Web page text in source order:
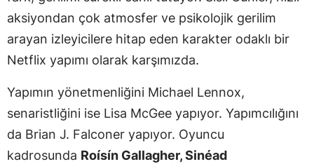
aksiyondan çok atmosfer ve psikolojik gerilim
arayan izleyicilere hitap eden karakter odaklı bir
Netflix yapımı olarak karşımızda.
Yapımın yönetmenliğini Michael Lennox,
senaristliğini ise Lisa McGee yapıyor. Yapımcılığını
da Brian J. Falconer yapıyor. Oyuncu
kadrosunda Roísín Gallagher, Sinéad